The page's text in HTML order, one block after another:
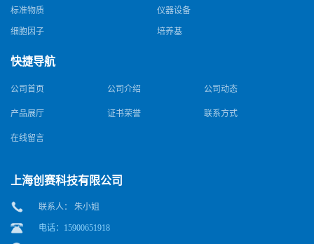
标准物质 仪器设备
细胞因子 培养基
快捷导航
公司首页 公司介绍 公司动态
产品展厅 证书荣誉 联系方式
在线留言
上海创赛科技有限公司
联系人： 朱小姐
电话：15900651918